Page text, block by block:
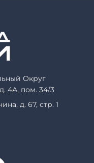
Округ
4А, пом. 34/3
д. 67, стр. 1